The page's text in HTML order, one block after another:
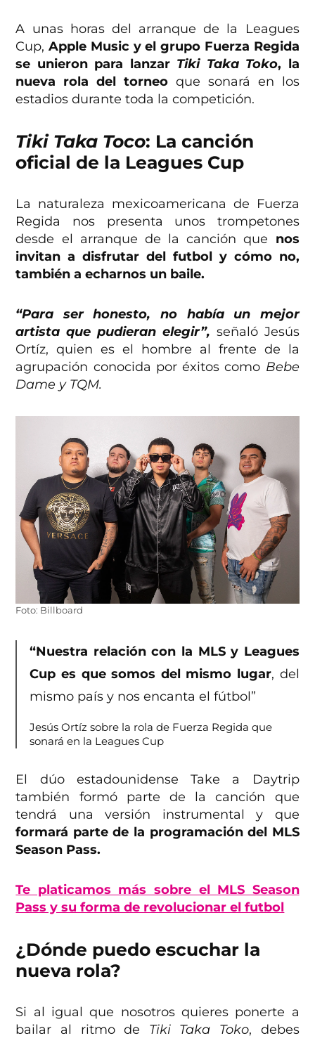
A unas horas del arranque de la Leagues
Cup,Apple Music y el grupo Fuerza Regida
se unieron para lanzar Tiki Taka Toko, la
nueva rola del torneo que sonará en los
estadios durante toda la competición.
Tiki Taka Toco: La canción
oficial de la Leagues Cup
La naturaleza mexicoamericana de Fuerza
Regida nos presenta unos trompetones
desde el arranque de la canción que nos
invitan a disfrutar del futbol y cómo no,
también a echarnos un baile.
“Para ser honesto, no había un mejor
artista que pudieran elegir”, señaló Jesús
Ortíz, quien es el hombre al frente de la
agrupación conocida por éxitos como Bebe
Dame y TQM.
Foto: Billboard
“Nuestra relación con la MLS y Leagues
Cup es que somos del mismo lugar, del
mismo país y nos encanta el fútbol”
Jesús Ortíz sobre la rola de Fuerza Regida que
sonará en la Leagues Cup
El dúo estadounidense Take a Daytrip
también formó parte de la canción que
tendrá una versión instrumental y que
formará parte de la programación del MLS
Season Pass.
Te platicamos más sobre el MLS Season
Pass y su forma de revolucionar el futbol
¿Dónde puedo escuchar la
nueva rola?
Si al igual que nosotros quieres ponerte a
bailar al ritmo de Tiki Taka Toko, debes